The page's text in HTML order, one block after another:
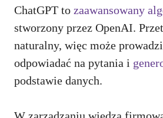
ChatGPT to zaawansowany
stworzony przez OpenAI.
naturalny, więc może
odpowiadać na pytania i
podstawie danych.